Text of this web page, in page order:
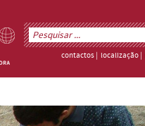
contactos localização